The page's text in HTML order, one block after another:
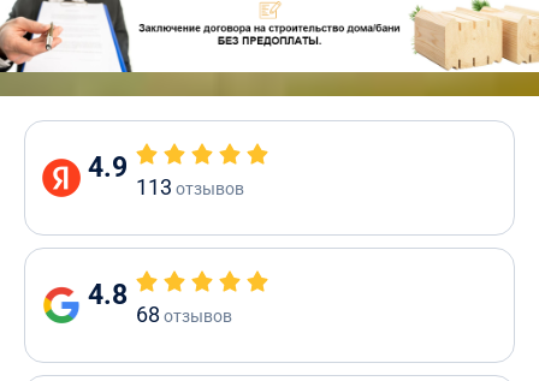
4.9
113 отзывов
4.8
68 отзывов